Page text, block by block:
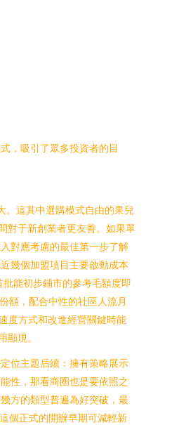
，吸引了眾多投資者的目
。這其中選購模式自由的果兒
對于新創業者更友善。如果單
對應考慮的最佳第一步了解
幾個加盟項目主要啟動成本
能初步鋪市的參考毛額度即
額，配合中性的社區人流月
度方式和改進經營關鍵時能
現。
位主題后續：擁有策略展示
性，那看商圈也是要依照之
方的類型普遍為好突破，最
個正式的開辦早期可減輕新